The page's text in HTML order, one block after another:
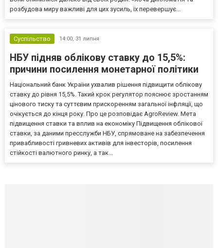
розбудова миру важливі для цих зусиль, їх перевершує...
Суспільство 14:00, 31 липня
НБУ підняв облікову ставку до 15,5%:
причини посилення монетарної політики
Національний банк України ухвалив рішення підвищити облікову
ставку до рівня 15,5%. Такий крок регулятор пояснює зростанням
цінового тиску та суттєвим прискоренням загальної інфляції, що
очікується до кінця року. Про це розповідає AgroReview. Мета
підвищення ставки та вплив на економіку Підвищення облікової
ставки, за даними пресслужби НБУ, спрямоване на забезпечення
привабливості гривневих активів для інвесторів, посилення
стійкості валютного ринку, а так...